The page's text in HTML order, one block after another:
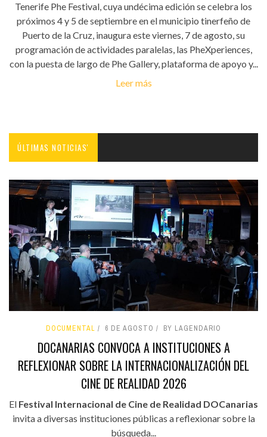
Tenerife Phe Festival, cuya undécima edición se celebra los
próximos 4 y 5 de septiembre en el municipio tinerfeño de
Puerto de la Cruz, inaugura este viernes, 7 de agosto, su
programación de actividades paralelas, las PheXperiences,
con la puesta de largo de Phe Gallery, plataforma de apoyo y...
Leer más
ÚLTIMAS NOTICIAS'
DOCUMENTAL 6 DE AGOSTO BY LAGENDARIO
DOCANARIAS CONVOCA A INSTITUCIONES A
REFLEXIONAR SOBRE LA INTERNACIONALIZACIÓN DEL
CINE DE REALIDAD 2026
El Festival Internacional de Cine de Realidad DOCanarias
invita a diversas instituciones públicas a reflexionar sobre la
búsqueda...